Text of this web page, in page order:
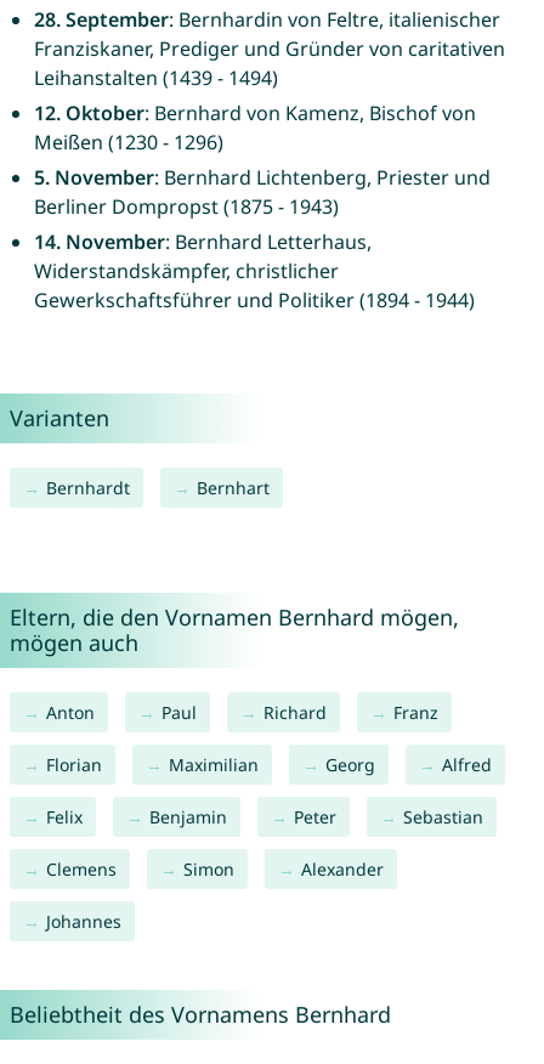
28. September: Bernhardin von Feltre, italienischer
Franziskaner, Prediger und Gründer von caritativen
Leihanstalten (1439 - 1494)
12. Oktober: Bernhard von Kamenz, Bischof von
Meißen (1230 - 1296)
5. November: Bernhard Lichtenberg, Priester und
Berliner Dompropst (1875 - 1943)
14. November: Bernhard Letterhaus,
Widerstandskämpfer, christlicher
Gewerkschaftsführer und Politiker (1894 - 1944)
Varianten
Bernhardt Bernhart
Eltern, die den Vornamen Bernhard mögen,
mögen auch
Anton Paul Richard Franz
Florian Maximilian Georg Alfred
Felix Benjamin Peter Sebastian
Clemens Simon Alexander
Johannes
Beliebtheit des Vornamens Bernhard